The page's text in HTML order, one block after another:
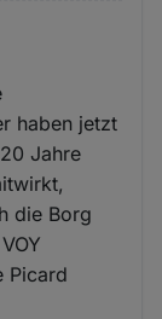
haben jetzt
Jahre
die Borg
Picard